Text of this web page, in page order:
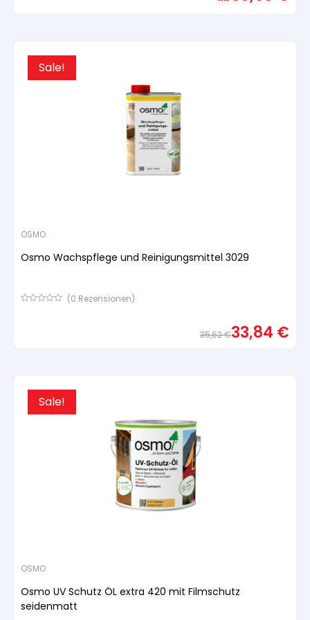
Sale!
OSMO
Osmo Wachspflege und Reinigungsmittel 3029
(0 Rezensionen)
35,62€33,84 €
Sale!
OSMO
Osmo UV Schutz ÖL extra 420 mit Filmschutz
seidenmatt